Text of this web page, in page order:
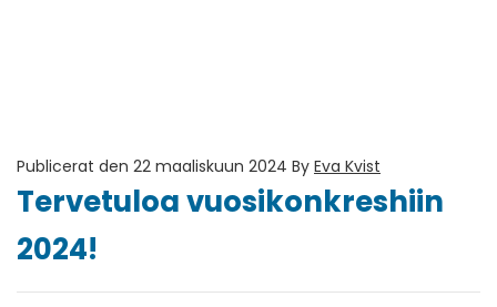
Publicerat den 22 maaliskuun 2024 By Eva Kvist
Tervetuloa vuosikonkreshiin
2024!